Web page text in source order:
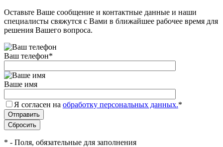
Оставьте Ваше сообщение и контактные данные и наши
специалисты свяжутся с Вами в ближайшее рабочее время для
решения Вашего вопроса.
Ваш телефон*
Ваше имя
Я согласен на обработку персональных данных.*
* - Поля, обязательные для заполнения